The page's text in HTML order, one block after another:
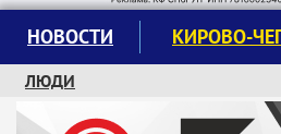
НОВОСТИ КИРОВО-
ЛЮДИ
КРУЖКИ И СЕКЦИИ